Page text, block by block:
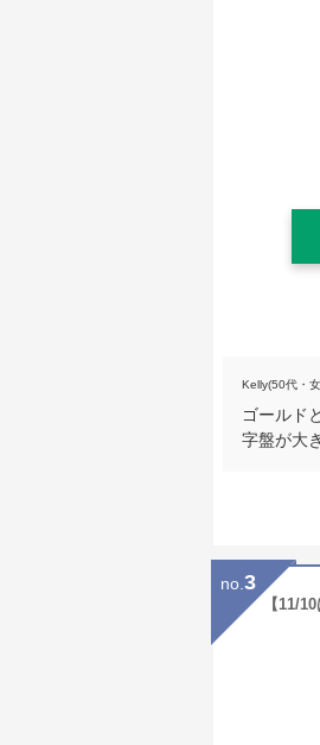
Kelly(50代・
ゴールド
字盤が大
no. 3